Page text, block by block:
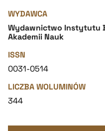
WYDAWCA
Wydawnictwo Instytutu
Akademii Nauk
ISSN
0031-0514
LICZBA WOLUMINÓW
344